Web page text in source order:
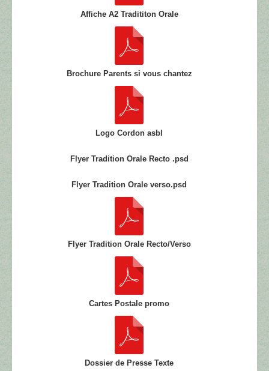
Affiche A2 Tradititon Orale
Brochure Parents si vous chantez
Logo Cordon asbl
Flyer Tradition Orale Recto .psd
Flyer Tradition Orale verso.psd
Flyer Tradition Orale Recto/Verso
Cartes Postale promo
Dossier de Presse Texte